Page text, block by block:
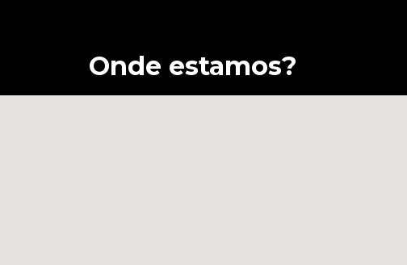
Onde estamos?